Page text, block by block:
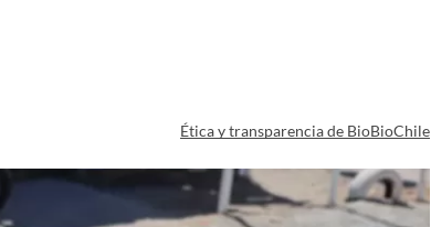
Ética y transparencia de BioBioChile